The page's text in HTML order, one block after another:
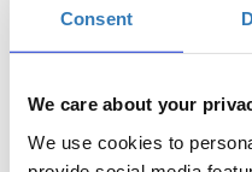
Consent
We care about your
We use cookies to
Women: Η Τεχνολογία στην
έχοντας στόχο να
των γυναικών μέσα από την